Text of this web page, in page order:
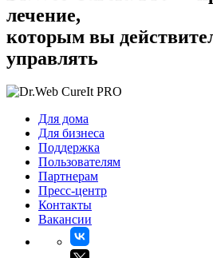
лечение,
которым вы
управлять
Для дома
Для бизнеса
Поддержка
Пользователям
Партнерам
Пресс-центр
Контакты
Вакансии